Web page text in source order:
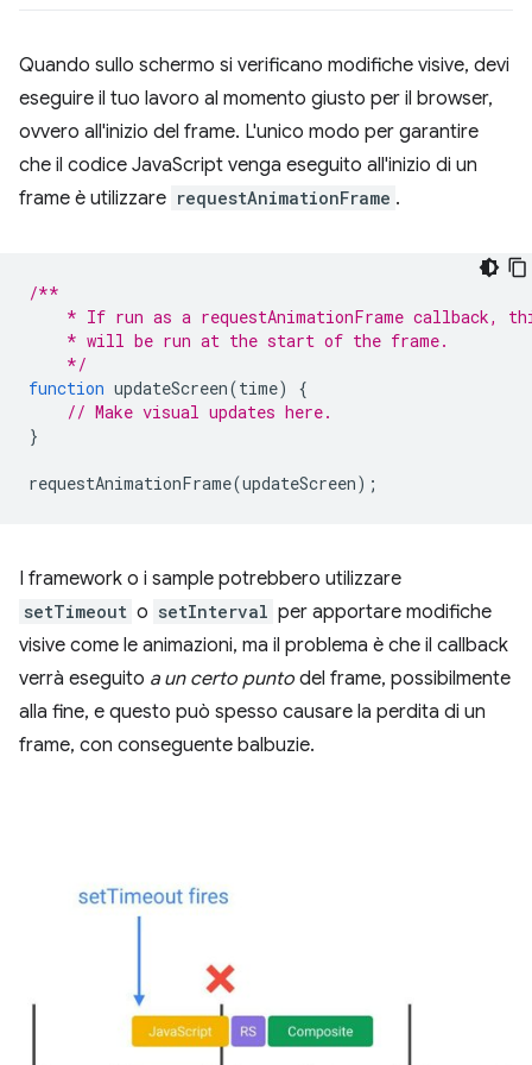
Quando sullo schermo si verificano modifiche visive, devi
eseguire il tuo lavoro al momento giusto per il browser,
ovvero all'inizio del frame. L'unico modo per garantire
che il codice JavaScript venga eseguito all'inizio di un
frame è utilizzare requestAnimationFrame .
/**
* If run as a requestAnimationFrame callback,
    * will be run at the start of the frame.
    */
function updateScreen(time)
{
// Make visual updates here.
}
requestAnimationFrame(updateScreen);
I framework o i sample potrebbero utilizzare
setTimeout o setInterval per apportare modifiche
visive come le animazioni, ma il problema è che il callback
verrà eseguito a un certo punto del frame, possibilmente
alla fine, e questo può spesso causare la perdita di un
frame, con conseguente balbuzie.